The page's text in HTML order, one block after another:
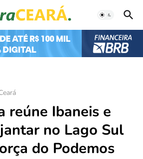
reúne Ibaneis e
no Lago Sul
do Podemos